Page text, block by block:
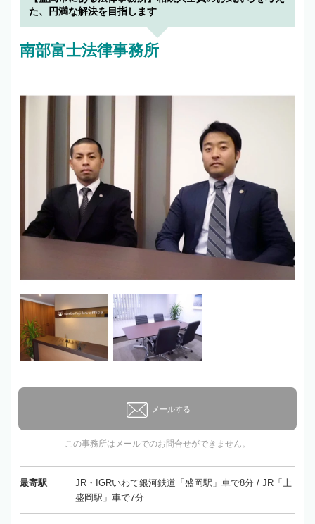
た、円満な解決を目指します
南部富士法律事務所
メールする
この事務所はメールでのお問合せができません。
最寄駅
JR・IGRいわて銀河鉄道「盛岡駅」車で8分 / JR「上
盛岡駅」車で7分